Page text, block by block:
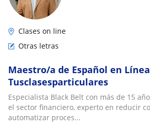
Clases on line
Otras letras
Maestro/a de Español en
Tusclasesparticulares
Especialista Black Belt con más de 15
el sector financiero, experto en reducir
automatizar proces...